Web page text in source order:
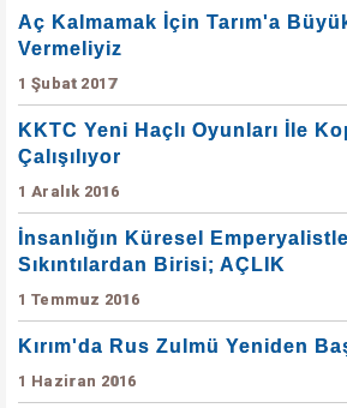
Aç Kalmamak İçin Tarım'a
Vermeliyiz
1 Şubat 2017
KKTC Yeni Haçlı Oyunları İle
Çalışılıyor
1 Aralık 2016
İnsanlığın Küresel
Sıkıntılardan Birisi; AÇLIK
1 Temmuz 2016
Kırım'da Rus Zulmü Yeniden
1 Haziran 2016